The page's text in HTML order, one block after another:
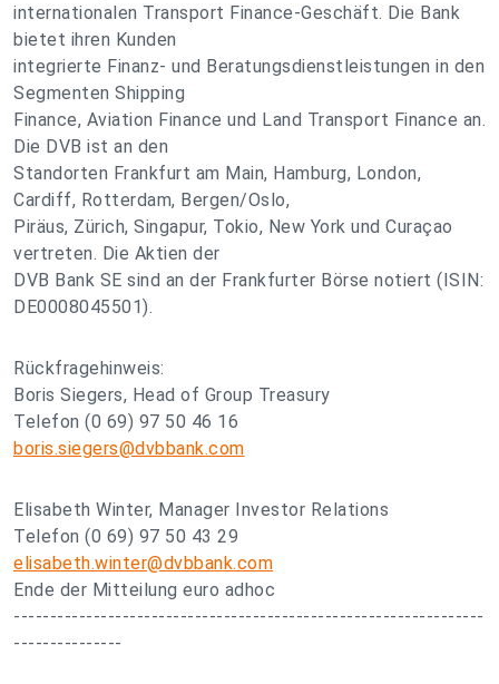
internationalen Transport Finance-Geschäft. Die Bank
bietet ihren Kunden
integrierte Finanz- und Beratungsdienstleistungen in den
Segmenten Shipping
Finance, Aviation Finance und Land Transport Finance an.
Die DVB ist an den
Standorten Frankfurt am Main, Hamburg, London,
Cardiff, Rotterdam, Bergen/Oslo,
Piräus, Zürich, Singapur, Tokio, New York und Curaçao
vertreten. Die Aktien der
DVB Bank SE sind an der Frankfurter Börse notiert (ISIN:
DE0008045501).
Rückfragehinweis:
Boris Siegers, Head of Group Treasury
Telefon (0 69) 97 50 46 16
boris.siegers@dvbbank.com
Elisabeth Winter, Manager Investor Relations
Telefon (0 69) 97 50 43 29
elisabeth.winter@dvbbank.com
Ende der Mitteilung euro adhoc
-----------------------------------------------------------------
---------------